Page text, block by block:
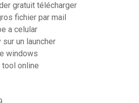
gratuit télécharger
fichier par mail
a celular
un launcher
windows
online